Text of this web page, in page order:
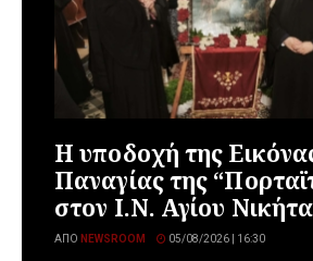
Η υποδοχή της
Παναγίας της
στον Ι.Ν. Αγίου
ΑΠΌ NEWSROOM 05/08/2026 | 16:30